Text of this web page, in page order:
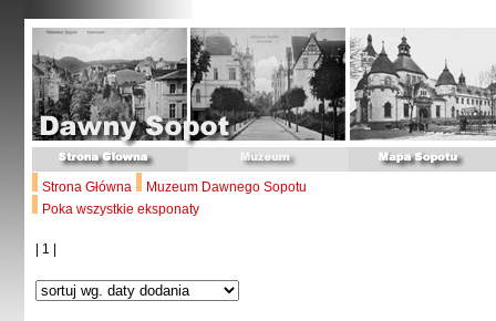
Strona Główna
Muzeum Dawnego Sopotu
Poka wszystkie eksponaty
| 1 |